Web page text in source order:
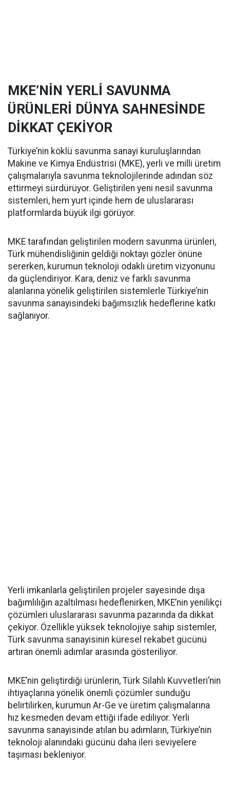
MKE’NİN YERLİ SAVUNMA
ÜRÜNLERİ DÜNYA SAHNESİNDE
DİKKAT ÇEKİYOR
Türkiye’nin köklü savunma sanayi kuruluşlarından
Makine ve Kimya Endüstrisi (MKE), yerli ve milli üretim
çalışmalarıyla savunma teknolojilerinde adından söz
ettirmeyi sürdürüyor. Geliştirilen yeni nesil savunma
sistemleri, hem yurt içinde hem de uluslararası
platformlarda büyük ilgi görüyor.
MKE tarafından geliştirilen modern savunma ürünleri,
Türk mühendisliğinin geldiği noktayı gözler önüne
sererken, kurumun teknoloji odaklı üretim vizyonunu
da güçlendiriyor. Kara, deniz ve farklı savunma
alanlarına yönelik geliştirilen sistemlerle Türkiye’nin
savunma sanayisindeki bağımsızlık hedeflerine katkı
sağlanıyor.
Yerli imkanlarla geliştirilen projeler sayesinde dışa
bağımlılığın azaltılması hedeflenirken, MKE’nin yenilikçi
çözümleri uluslararası savunma pazarında da dikkat
çekiyor. Özellikle yüksek teknolojiye sahip sistemler,
Türk savunma sanayisinin küresel rekabet gücünü
artıran önemli adımlar arasında gösteriliyor.
MKE’nin geliştirdiği ürünlerin, Türk Silahlı Kuvvetleri’nin
ihtiyaçlarına yönelik önemli çözümler sunduğu
belirtilirken, kurumun Ar-Ge ve üretim çalışmalarına
hız kesmeden devam ettiği ifade ediliyor. Yerli
savunma sanayisinde atılan bu adımların, Türkiye’nin
teknoloji alanındaki gücünü daha ileri seviyelere
taşıması bekleniyor.